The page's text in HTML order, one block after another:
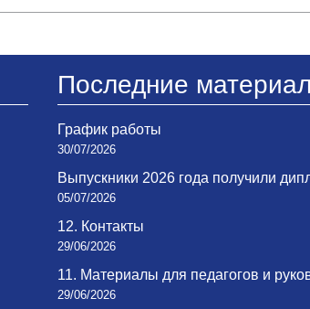
Последние
График работы
30/07/2026
Выпускники 2026 года получили
05/07/2026
12. Контакты
29/06/2026
11. Материалы для педагогов и
29/06/2026